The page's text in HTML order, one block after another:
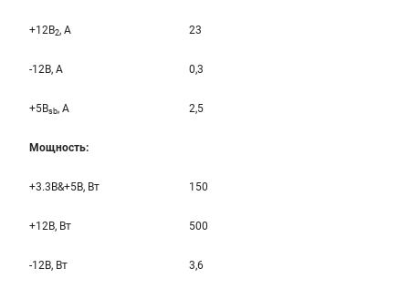
+12B2, A 23
-12B, A 0,3
+5Bsb, A 2,5
Мощность:
+3.3B&+5B, Вт 150
+12B, Вт 500
-12B, Вт 3,6